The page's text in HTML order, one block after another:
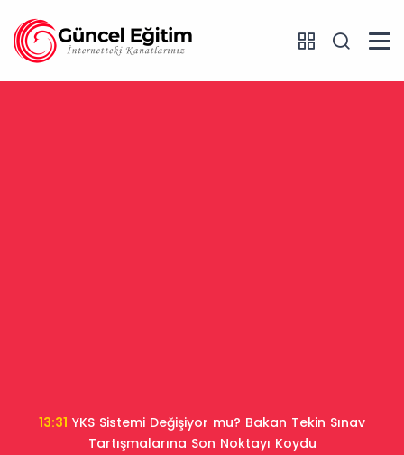
13:31
Tartışmalarına Son Noktayı Koydu